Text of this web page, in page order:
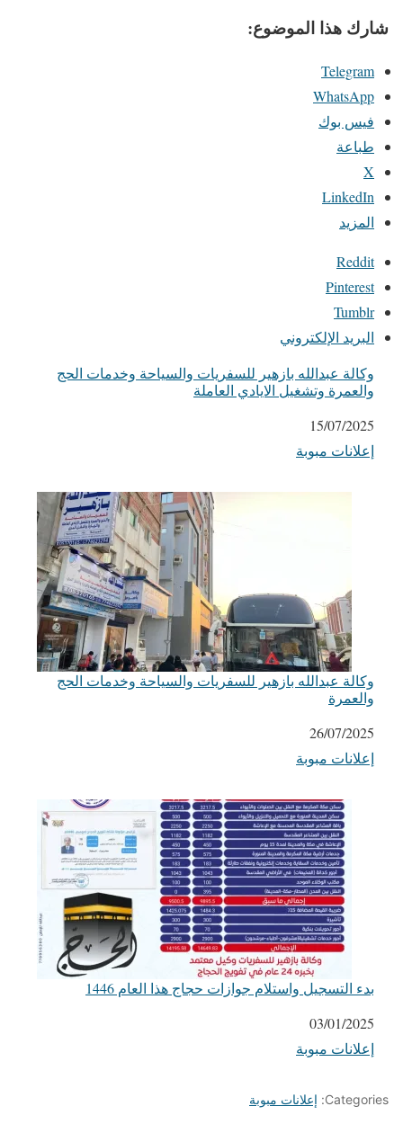
شارك هذا الموضوع:
Telegram
WhatsApp
فيس بوك
طباعة
X
LinkedIn
المزيد
Reddit
Pinterest
Tumblr
البريد الإلكتروني
وكالة عبدالله بازهير للسفريات والسياحة وخدمات الحج
والعمرة وتشغيل الايادي العاملة
التاريخ
15/07/2025
في ما يتعلق بما يأتي
إعلانات مبوبة
وكالة عبدالله بازهير للسفريات والسياحة وخدمات الحج
والعمرة
التاريخ
26/07/2025
في ما يتعلق بما يأتي
إعلانات مبوبة
بدء التسجيل واستلام جوازات حجاج هذا العام 1446
التاريخ
03/01/2025
في ما يتعلق بما يأتي
إعلانات مبوبة
Categories: إعلانات مبوبة